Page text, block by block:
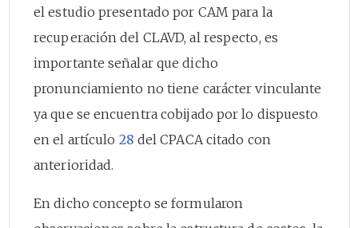
el estudio presentado por CAM para la
recuperación del CLAVD, al respecto, es
importante señalar que dicho
pronunciamiento no tiene carácter vinculante
ya que se encuentra cobijado por lo dispuesto
en el artículo 28 del CPACA citado con
anterioridad.
En dicho concepto se formularon